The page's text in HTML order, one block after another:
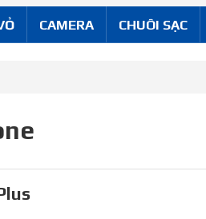
CAMERA CHUÔI SẠC